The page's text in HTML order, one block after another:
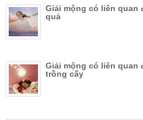
Giải mộng có liên
quả
Giải mộng có liên quan
trồng cấy